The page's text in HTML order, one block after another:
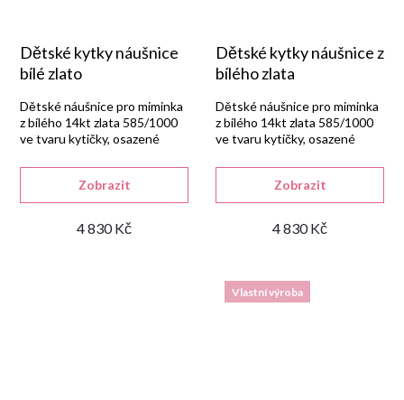
Dětské kytky náušnice
bílé zlato
4 830 Kč
Zobrazit
Dětské náušnice pro miminka
z bílého 14kt zlata 585/1000
ve tvaru kytičky, osazené
zirkonem.
Dětské kytky náušnice z
bílého zlata
4 830 Kč
Zobrazit
Dětské náušnice pro miminka
z bílého 14kt zlata 585/1000
ve tvaru kytičky, osazené
syntetickým rubínem.
Vlastní výroba